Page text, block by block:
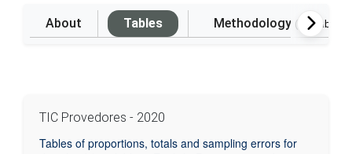
About Tables Methodology (Available
TIC Provedores - 2020
Tables of proportions, totals and sampling errors for